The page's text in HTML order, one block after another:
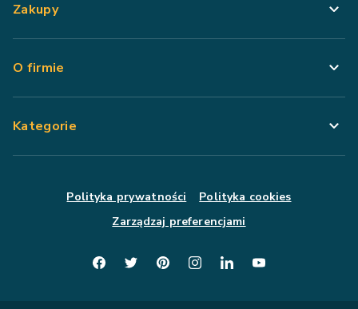
Zakupy
O firmie
Kategorie
Polityka prywatności
Polityka cookies
Zarządzaj preferencjami